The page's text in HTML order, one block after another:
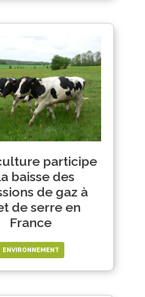
participe
baisse des
de gaz à
de serre en
France
ENVIRONNEMENT